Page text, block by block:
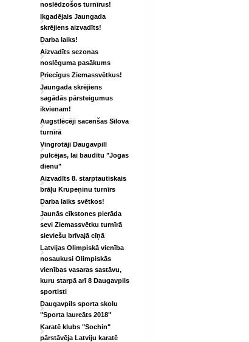
noslēdzošos turnīrus!
Ikgadējais Jaungada
skrējiens aizvadīts!
Darba laiks!
Aizvadīts sezonas
noslēguma pasākums
Priecīgus Ziemassvētkus!
Jaungada skrējiens
sagādās pārsteigumus
ikvienam!
Augstlēcēji sacenšas Silova
turnīrā
Vingrotāji Daugavpilī
pulcējas, lai baudītu "Jogas
dienu"
Aizvadīts 8. starptautiskais
brāļu Krupeņinu turnīrs
Darba laiks svētkos!
Jaunās cīkstones pierāda
sevi Ziemassvētku turnīrā
sieviešu brīvajā cīņā
Latvijas Olimpiskā vienība
nosaukusi Olimpiskās
vienības vasaras sastāvu,
kuru starpā arī 8 Daugavpils
sportisti
Daugavpils sporta skolu
"Sporta laureāts 2018"
Karatē klubs "Sochin"
pārstāvēja Latviju karatē